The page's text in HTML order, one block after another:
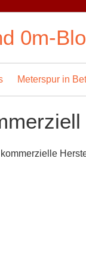
0m-
Meterspur in